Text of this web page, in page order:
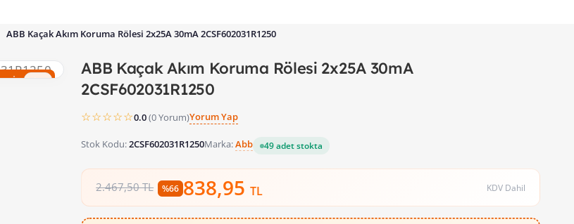
ABB Kaçak Akım Koruma Rölesi 2x25A 30mA 2CSF602031R1250
İndirim
ABB Kaçak Akım Koruma Rölesi 2x25A 30mA
2CSF602031R1250
☆☆☆☆☆0.0(0 Yorum)Yorum Yap
Stok Kodu:2CSF602031R1250Marka:Abb 49 adet stokta
2.467,50 TL %66 838,95TL KDV Dahil